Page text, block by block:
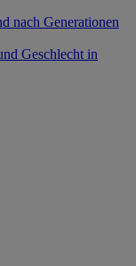
nach Generationen
Geschlecht in